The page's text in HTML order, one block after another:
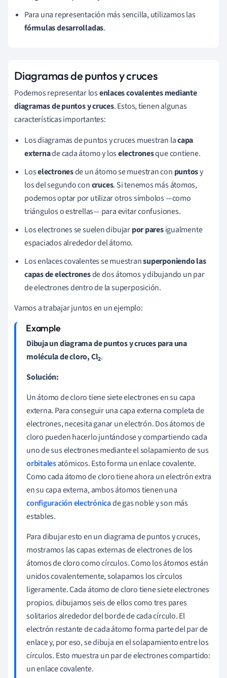
Para una representación más sencilla, utilizamos las
fórmulas desarrolladas.
Diagramas de puntos y cruces
Podemos representar losenlaces covalentes mediante
diagramas de puntos y cruces. Estos, tienen algunas
características importantes:
Los diagramas de puntos y cruces muestran lacapa
externade cada átomo y loselectronesque contiene.
Loselectronesde un átomo se muestran con puntosy
los del segundo concruces. Si tenemos más átomos,
podemos optar por utilizar otros símbolos —como
triángulos o estrellas— para evitar confusiones.
Los electrones se suelen dibujarpor paresigualmente
espaciados alrededor del átomo.
Los enlaces covalentes se muestransuperponiendo las
capas de electronesde dos átomos y dibujando un par
de electrones dentro de la superposición.
Vamos a trabajar juntos en un ejemplo:
Dibuja un diagrama de puntos y cruces para una
molécula de cloro, Cl2.
Solución:
Un átomo de cloro tiene siete electrones en su capa
externa. Para conseguir una capa externa completa de
electrones, necesita ganar un electrón. Dos átomos de
cloro pueden hacerlo juntándose y compartiendo cada
uno de sus electrones mediante el solapamiento de sus
orbitalesatómicos. Esto forma un enlace covalente.
Como cada átomo de cloro tiene ahora un electrón extra
en su capa externa, ambos átomos tienen una
configuración electrónicade gas noble y son más
estables.
Para dibujar esto en un diagrama de puntos y cruces,
mostramos las capas externas de electrones de los
átomos de cloro como círculos. Como los átomos están
unidos covalentemente, solapamos los círculos
ligeramente. Cada átomo de cloro tiene siete electrones
propios. dibujamos seis de ellos como tres pares
solitarios alrededor del borde de cada círculo. El
electrón restante de cada átomo forma parte del par de
enlace y, por eso, se dibuja en el solapamiento entre los
círculos. Esto muestra un par de electrones compartido:
un enlace covalente.